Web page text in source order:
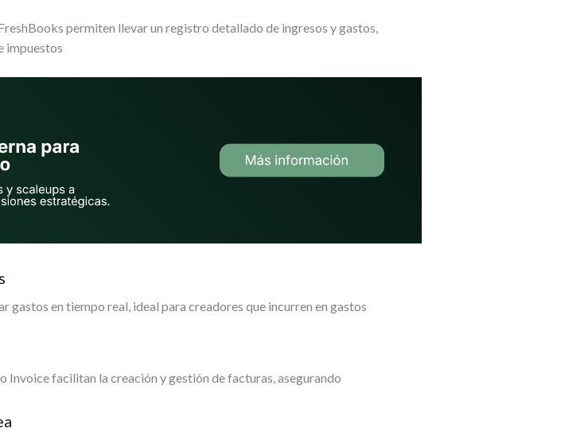
permiten llevar un registro detallado de ingresos y gastos,
impuestos
gastos en tiempo real, ideal para creadores que incurren en gastos
facilitan la creación y gestión de facturas, asegurando